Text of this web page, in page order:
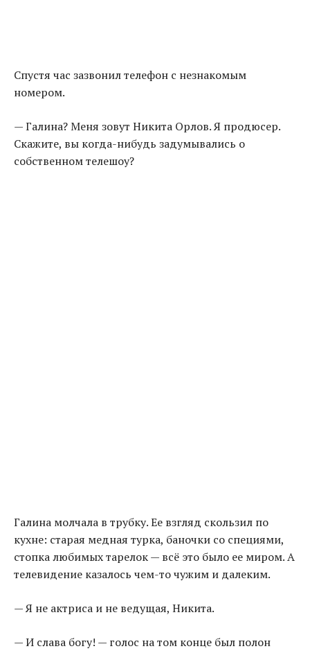
Спустя час зазвонил телефон с незнакомым
номером.
— Галина? Меня зовут Никита Орлов. Я продюсер.
Скажите, вы когда-нибудь задумывались о
собственном телешоу?
Галина молчала в трубку. Ее взгляд скользил по
кухне: старая медная турка, баночки со специями,
стопка любимых тарелок — всё это было ее миром. А
телевидение казалось чем-то чужим и далеким.
— Я не актриса и не ведущая, Никита.
— И слава богу! — голос на том конце был полон